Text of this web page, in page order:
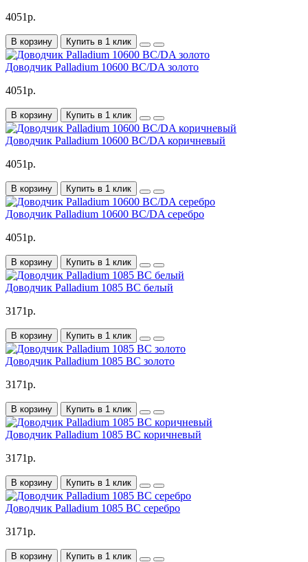
4051р.
В корзину Купить в 1 клик
Доводчик Palladium 10600 BC/DA золото
4051р.
В корзину Купить в 1 клик
Доводчик Palladium 10600 BC/DA коричневый
4051р.
В корзину Купить в 1 клик
Доводчик Palladium 10600 BC/DA серебро
4051р.
В корзину Купить в 1 клик
Доводчик Palladium 1085 BC белый
3171р.
В корзину Купить в 1 клик
Доводчик Palladium 1085 BC золото
3171р.
В корзину Купить в 1 клик
Доводчик Palladium 1085 BC коричневый
3171р.
В корзину Купить в 1 клик
Доводчик Palladium 1085 BC серебро
3171р.
В корзину Купить в 1 клик